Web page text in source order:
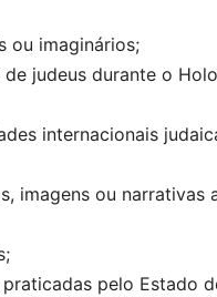
ou imaginários;
judeus durante o
internacionais
imagens ou narrativas
pelo Estado